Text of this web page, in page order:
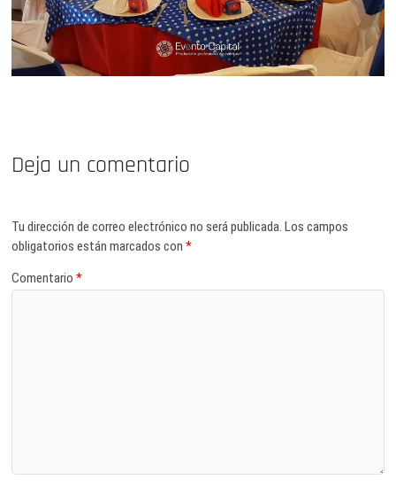
Deja un comentario
Tu dirección de correo electrónico no será publicada. Los campos
obligatorios están marcados con*
Comentario*